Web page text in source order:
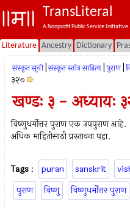
TransLiteral
A Nonprofit Public Service Initiative.
Literature Ancestry Dictionary
संस्कृत सूची संस्कृत स्तोत्र साहित्य पुराण
३२७
खण्डः ३ - अध्यायः
विष्णुधर्मोत्तर पुराण एक उपपुराण आहे.
अधिक माहितीसाठी प्रस्तावना पहा.
Tags : puran sanskrit
पुराण
विष्णु विष्णुधर्मोत्तर पुराण